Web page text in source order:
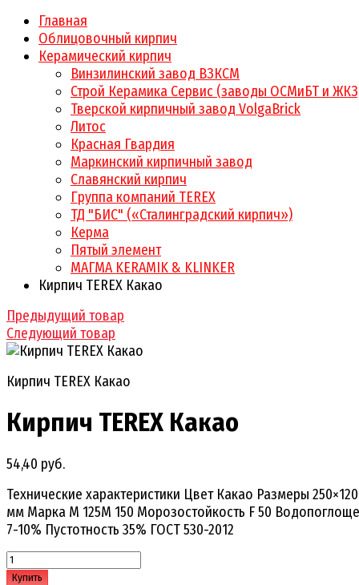
Главная
Облицовочный кирпич
Керамический кирпич
Винзилинский завод ВЗКСМ
Строй Керамика Сервис (заводы ОСМиБТ и
Тверской кирпичный завод VolgaBrick
Литос
Красная Гвардия
Маркинский кирпичный завод
Славянский кирпич
Группа компаний TEREX
ТД "БИС" («Сталинградский кирпич»)
Керма
Пятый элемент
МАГМА KERAMIK & KLINKER
Кирпич TEREX Какао
Предыдущий товар
Следующий товар
Кирпич TEREX Какао
Кирпич TEREX Какао
54,40 руб.
Технические характеристики Цвет Какао Размеры
мм Марка М 125М 150 Морозостойкость F 50
7-10% Пустотность 35% ГОСТ 530-2012
Купить